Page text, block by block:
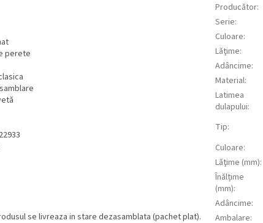
perete
se livreaza in stare dezasamblata (pachet plat).
Producător:
Serie:
Culoare:
Lăţime:
Adâncime:
Material:
Latimea
dulapului:
Tip:
Culoare:
Lăţime (mm):
Înălțime
(mm):
Adâncime:
Ambalare: